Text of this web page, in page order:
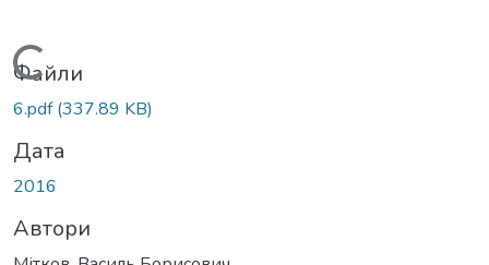
Вантажиться...
Файли
6.pdf(337.89 KB)
Дата
2016
Автори